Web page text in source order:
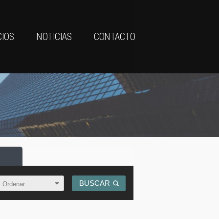
NOTICIAS CONTACTO